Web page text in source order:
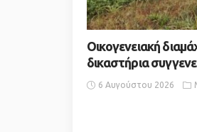
Οικογενειακή
δικαστήρια
6 Αυγούστου 2026